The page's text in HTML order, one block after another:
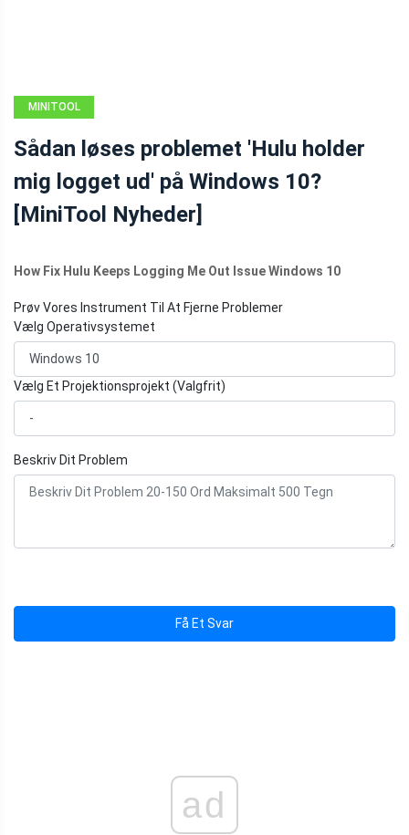
MINITOOL
Sådan løses problemet 'Hulu holder
mig logget ud' på Windows 10?
[MiniTool Nyheder]
How Fix Hulu Keeps Logging Me Out Issue Windows 10
Prøv Vores Instrument Til At Fjerne Problemer
Vælg Operativsystemet
Vælg Et Projektionsprojekt (Valgfrit)
Beskriv Dit Problem
Få Et Svar
ad